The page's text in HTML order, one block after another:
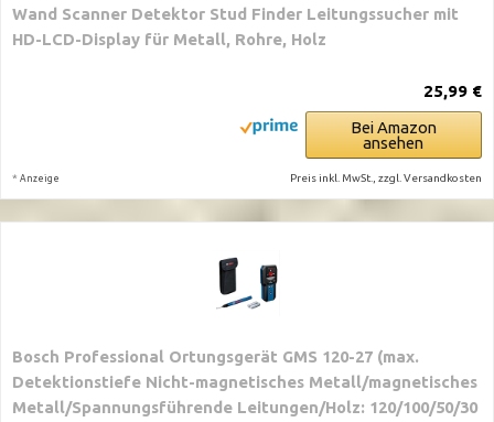
Wand Scanner Detektor Stud Finder Leitungssucher mit
HD-LCD-Display für Metall, Rohre, Holz
25,99 €
Bei Amazon
ansehen
* Anzeige Preis inkl. MwSt., zzgl. Versandkosten
Bosch Professional Ortungsgerät GMS 120-27 (max.
Detektionstiefe Nicht-magnetisches Metall/magnetisches
Metall/Spannungsführende Leitungen/Holz: 120/100/50/30